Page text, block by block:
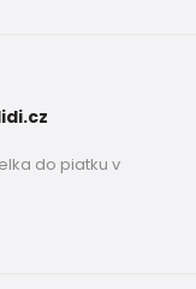
do piatku v